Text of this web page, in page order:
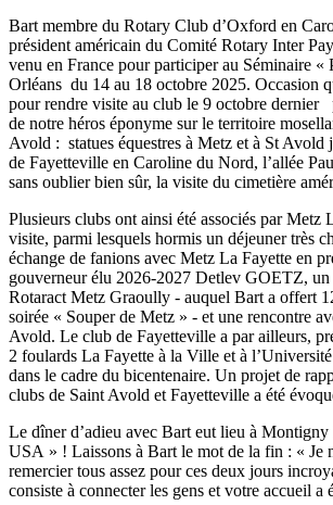
Bart membre du Rotary Club d’Oxford en
président américain du Comité Rotary Inter
venu en France pour participer au Séminaire «
Orléans du 14 au 18 octobre 2025. Occasion
pour rendre visite au club le 9 octobre dernier
de notre héros éponyme sur le territoire
Avold : statues équestres à Metz et à St Avold
de Fayetteville en Caroline du Nord, l’allée
sans oublier bien sûr, la visite du cimetière
Plusieurs clubs ont ainsi été associés par Metz
visite, parmi lesquels hormis un déjeuner très
échange de fanions avec Metz La Fayette en
gouverneur élu 2026-2027 Detlev GOETZ, un
Rotaract Metz Graoully - auquel Bart a offert
soirée « Souper de Metz » - et une rencontre
Avold. Le club de Fayetteville a par ailleurs,
2 foulards La Fayette à la Ville et à
dans le cadre du bicentenaire. Un projet de
clubs de Saint Avold et Fayetteville a été
Le dîner d’adieu avec Bart eut lieu à
USA » ! Laissons à Bart le mot de la fin : « Je
remercier tous assez pour ces deux jours
consiste à connecter les gens et votre accueil a